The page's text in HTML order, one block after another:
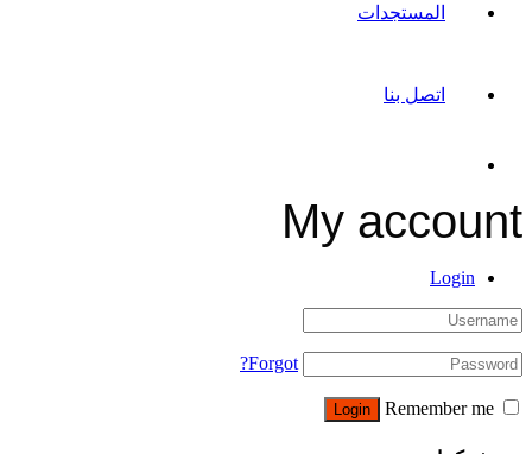
المستجدات
اتصل بنا
My account
Login
Forgot?